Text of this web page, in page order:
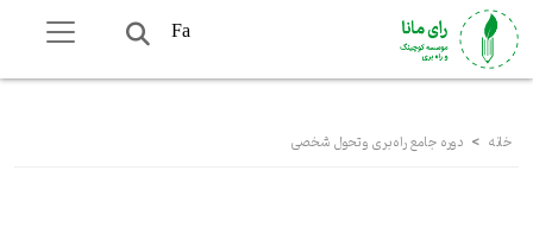
Fa
خانه > دوره جامع راه‌بری و تحول شخصی